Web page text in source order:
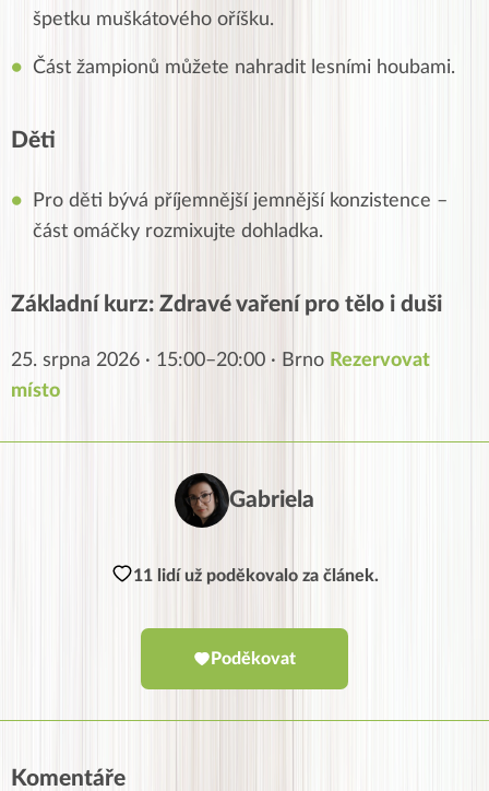
špetku muškátového oříšku.
Část žampionů můžete nahradit lesními houbami.
Děti
Pro děti bývá příjemnější jemnější konzistence –
část omáčky rozmixujte dohladka.
Základní kurz: Zdravé vaření pro tělo i duši
25. srpna 2026 · 15:00–20:00 · Brno Rezervovat
místo
Gabriela
11 lidí už poděkovalo za článek.
Poděkovat
Komentáře